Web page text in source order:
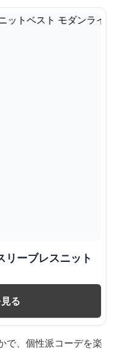
リーブレスニット
る
で、個性派コーデを楽